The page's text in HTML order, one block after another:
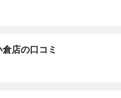
店の口コミ